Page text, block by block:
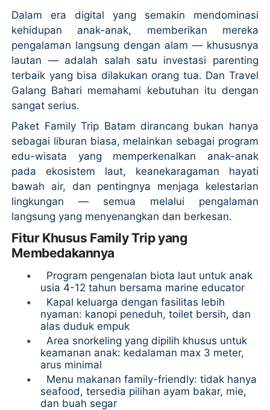
Dalam era digital yang semakin mendominasi
kehidupan anak-anak, memberikan mereka
pengalaman langsung dengan alam — khususnya
lautan — adalah salah satu investasi parenting
terbaik yang bisa dilakukan orang tua. Dan Travel
Galang Bahari memahami kebutuhan itu dengan
sangat serius.
Paket Family Trip Batam dirancang bukan hanya
sebagai liburan biasa, melainkan sebagai program
edu-wisata yang memperkenalkan anak-anak
pada ekosistem laut, keanekaragaman hayati
bawah air, dan pentingnya menjaga kelestarian
lingkungan — semua melalui pengalaman
langsung yang menyenangkan dan berkesan.
Fitur Khusus Family Trip yang
Membedakannya
•
Program pengenalan biota laut untuk anak
usia 4-12 tahun bersama marine educator
•
Kapal keluarga dengan fasilitas lebih
nyaman: kanopi peneduh, toilet bersih, dan
alas duduk empuk
•
Area snorkeling yang dipilih khusus untuk
keamanan anak: kedalaman max 3 meter,
arus minimal
•
Menu makanan family-friendly: tidak hanya
seafood, tersedia pilihan ayam bakar, mie,
dan buah segar